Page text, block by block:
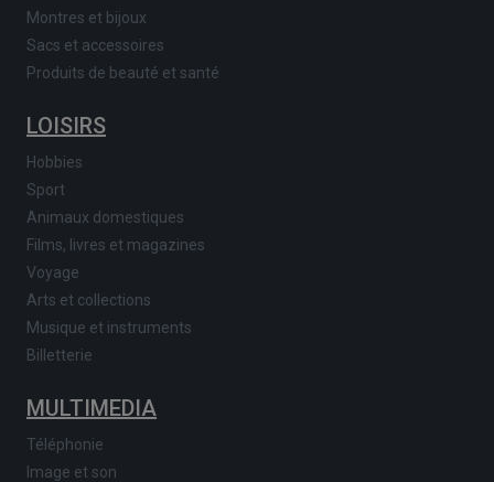
Montres et bijoux
Sacs et accessoires
Produits de beauté et santé
LOISIRS
Hobbies
Sport
Animaux domestiques
Films, livres et magazines
Voyage
Arts et collections
Musique et instruments
Billetterie
MULTIMEDIA
Téléphonie
Image et son